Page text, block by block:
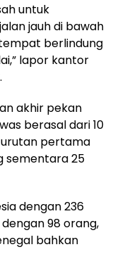
untuk
jauh di bawah
berlindung
lapor kantor
akhir pekan
berasal dari 10
urutan pertama
sementara 25
dengan 236
98 orang,
bahkan